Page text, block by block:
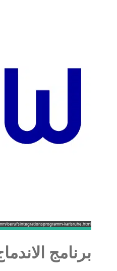
berufsintegrationsprogramm-karlsruhe.html
برنامج